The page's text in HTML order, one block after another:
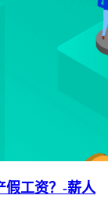
假工资？-薪人